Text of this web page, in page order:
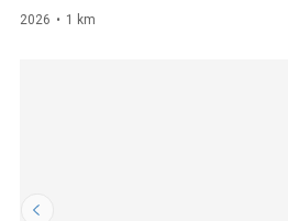
2026 1 km